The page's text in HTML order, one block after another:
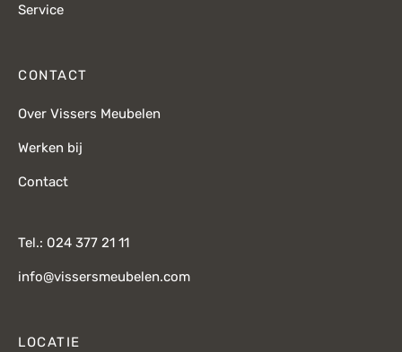
Service
CONTACT
Over Vissers Meubelen
Werken bij
Contact
Tel.: 024 377 21 11
info@vissersmeubelen.com
LOCATIE